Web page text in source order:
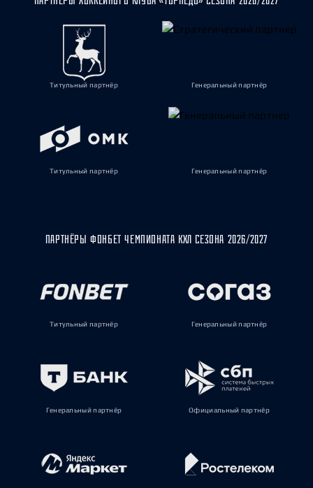
Титульный партнёр Генеральный партнёр
Титульный партнёр Генеральный партнёр
ПАРТНЁРЫ ФОНБЕТ ЧЕМПИОНАТА КХЛ СЕЗОНА 2026/2027
Титульный партнёр Генеральный партнёр
Генеральный партнёр Официальный партнёр